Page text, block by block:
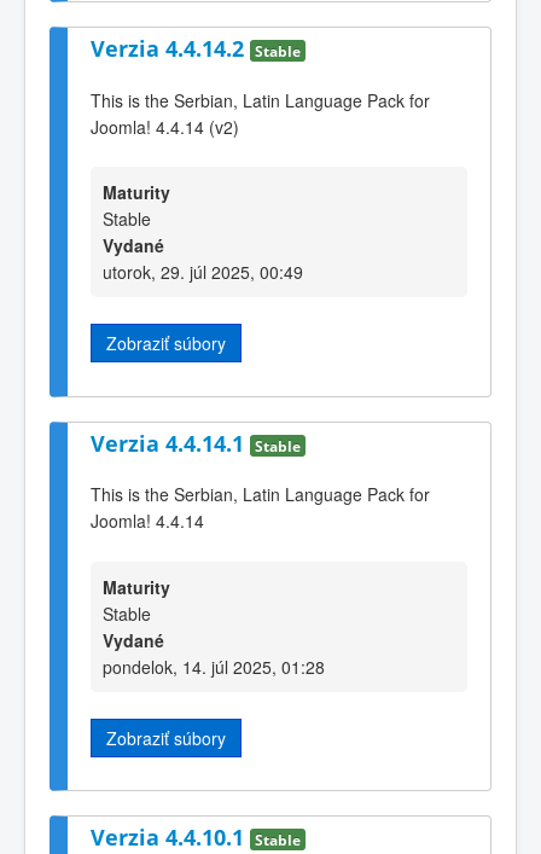
Verzia 4.4.14.2 Stable
This is the Serbian, Latin Language Pack for
Joomla! 4.4.14 (v2)
Maturity
Stable
Vydané
utorok, 29. júl 2025, 00:49
Zobraziť súbory
Verzia 4.4.14.1 Stable
This is the Serbian, Latin Language Pack for
Joomla! 4.4.14
Maturity
Stable
Vydané
pondelok, 14. júl 2025, 01:28
Zobraziť súbory
Verzia 4.4.10.1 Stable